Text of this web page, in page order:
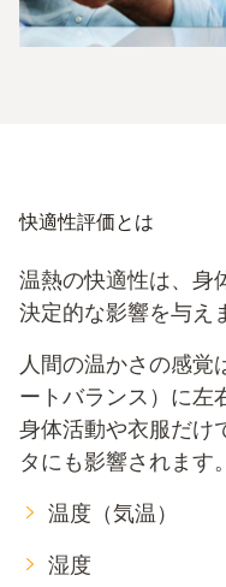
快適性評価とは
温熱の快適性は、身
決定的な影響を与え
人間の温かさの感覚
ートバランス）に左
身体活動や衣服だけ
タにも影響されます
温度（気温）
湿度